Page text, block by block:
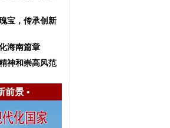
宝，传承创新
海南篇章
神和崇高风范
前景•